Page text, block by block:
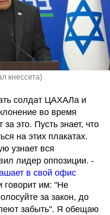
кнессета)
солдат ЦАХАЛа и
во время
это. Пусть знает, что
на этих плакатах.
узнает вся
лидер оппозиции. -
в свой офис
говорит им: "Не
за закон, до
забыть". Я обещаю